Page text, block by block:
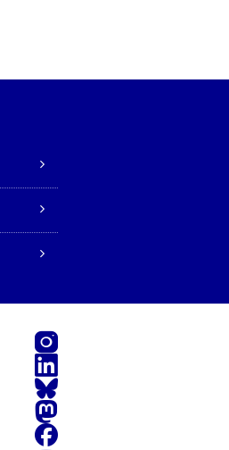
Instagram
LinkedIn
Bluesky
Mastodon
Facebook